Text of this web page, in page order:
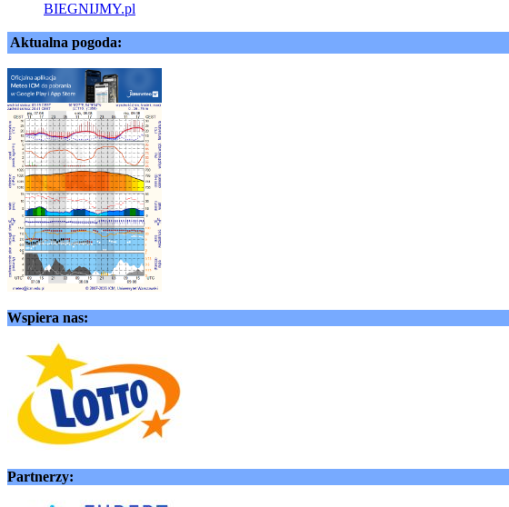
BIEGNIJMY.pl
Aktualna pogoda:
Wspiera nas:
Partnerzy: